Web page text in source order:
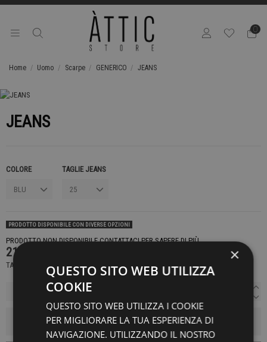
0
Home Uomo Scarpe GENERICO JEANS
JEANS
COLORE TAGLIE JEANS
PRODOTTO DISPONIBILE CON DIVERSE OPZIONI
PRODOTTO NON DISPONIBILE CONTATTACI PER SAPERE DI PIÙ
219,00 €
TASSE INCLUSE
AGGIUNGI AL CARRELLO
×
QUESTO SITO WEB UTILIZZA
COOKIE
QUESTO SITO WEB UTILIZZA I COOKIE
PER MIGLIORARE LA TUA ESPERIENZA DI
NAVIGAZIONE. UTILIZZANDO IL NOSTRO